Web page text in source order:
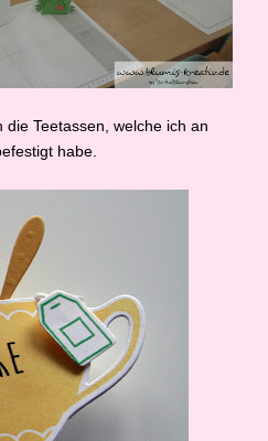
Teetassen, welche ich an
habe.